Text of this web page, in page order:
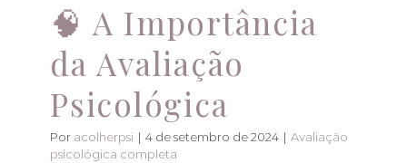
🧠 A Importância
da Avaliação
Psicológica
Por acolherpsi | 4 de setembro de 2024 | Avaliação
psicológica completa